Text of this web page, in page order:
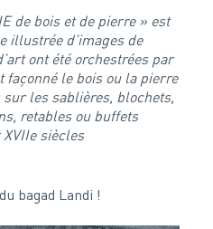
de bois et de pierre » est
illustrée d’images de
ont été orchestrées par
façonné le bois ou la pierre
les sablières, blochets,
retables ou buffets
XVIIe siècles
bagad Landi !